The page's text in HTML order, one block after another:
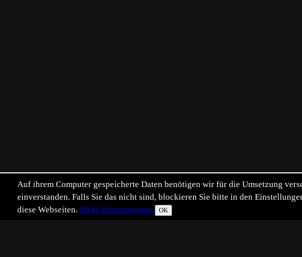
Auf ihrem Computer gespeicherte Daten benötigen wir für die Umsetzung
einverstanden. Falls Sie das nicht sind, blockieren Sie bitte in den
diese Webseiten. Mehr Informationen. OK